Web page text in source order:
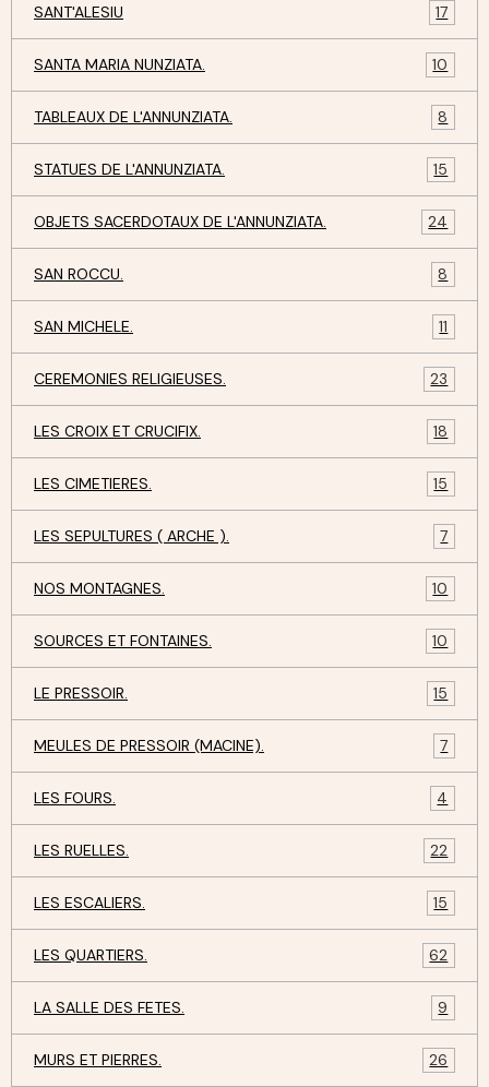
SANT'ALESIU 17
SANTA MARIA NUNZIATA. 10
TABLEAUX DE L'ANNUNZIATA. 8
STATUES DE L'ANNUNZIATA. 15
OBJETS SACERDOTAUX DE L'ANNUNZIATA. 24
SAN ROCCU. 8
SAN MICHELE. 11
CEREMONIES RELIGIEUSES. 23
LES CROIX ET CRUCIFIX. 18
LES CIMETIERES. 15
LES SEPULTURES ( ARCHE ). 7
NOS MONTAGNES. 10
SOURCES ET FONTAINES. 10
LE PRESSOIR. 15
MEULES DE PRESSOIR (MACINE). 7
LES FOURS. 4
LES RUELLES. 22
LES ESCALIERS. 15
LES QUARTIERS. 62
LA SALLE DES FETES. 9
MURS ET PIERRES. 26